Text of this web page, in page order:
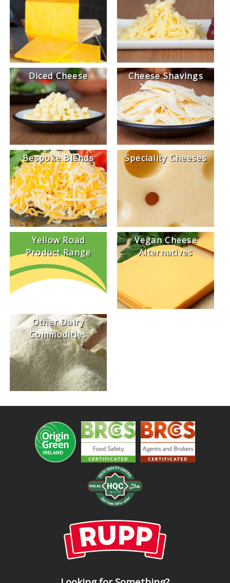
Diced Cheese Cheese Shavings
Bespoke Blends Speciality Cheeses
Yellow Road
Product Range
Vegan Cheese
Alternatives
Other Dairy
Commodities